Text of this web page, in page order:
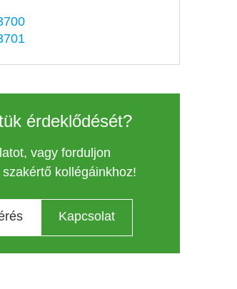
érdeklődését?
vagy forduljon
kollégáinkhoz!
Kapcsolat